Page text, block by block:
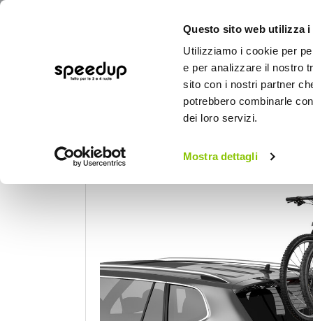
Questo sito web utilizza i
Utilizziamo i cookie per
e per analizzare il nostro
sito con i nostri partner
potrebbero combinarle
dei loro servizi.
Mostra dettagli
BICI
Home